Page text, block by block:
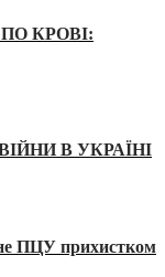
КРОВІ:
В УКРАЇНІ
ПЦУ прихистком